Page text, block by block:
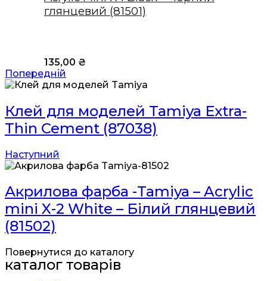
глянцевий (81501)
135,00 ₴
Попередній
Клей для моделей Tamiya Extra-
Thin Cement (87038)
Наступний
Акрилова фарба -Tamiya – Acrylic
mini X-2 White – Білий глянцевий
(81502)
Повернутися до каталогу
каталог товарів